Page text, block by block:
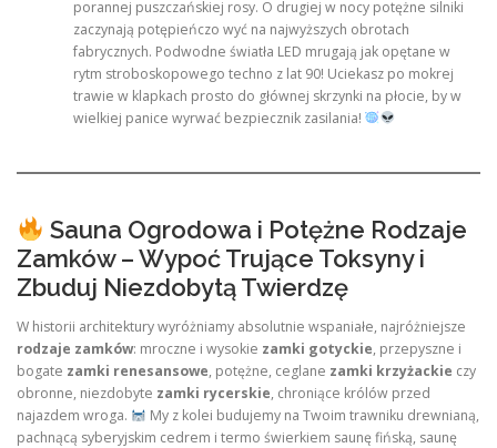
porannej puszczańskiej rosy. O drugiej w nocy potężne silniki
zaczynają potępieńczo wyć na najwyższych obrotach
fabrycznych. Podwodne światła LED mrugają jak opętane w
rytm stroboskopowego techno z lat 90! Uciekasz po mokrej
trawie w klapkach prosto do głównej skrzynki na płocie, by w
wielkiej panice wyrwać bezpiecznik zasilania!
Sauna Ogrodowa i Potężne Rodzaje
Zamków – Wypoć Trujące Toksyny i
Zbuduj Niezdobytą Twierdzę
W historii architektury wyróżniamy absolutnie wspaniałe, najróżniejsze
rodzaje zamków: mroczne i wysokie zamki gotyckie, przepyszne i
bogate zamki renesansowe, potężne, ceglane zamki krzyżackie czy
obronne, niezdobyte zamki rycerskie, chroniące królów przed
najazdem wroga.
My z kolei budujemy na Twoim trawniku drewnianą,
pachnącą syberyjskim cedrem i termo świerkiem saunę fińską, saunę